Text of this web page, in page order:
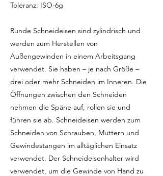
Toleranz: ISO-6g
Runde Schneideisen sind zylindrisch und
werden zum Herstellen von
Außengewinden in einem Arbeitsgang
verwendet. Sie haben – je nach Größe –
drei oder mehr Schneiden im Inneren. Die
Öffnungen zwischen den Schneiden
nehmen die Späne auf, rollen sie und
führen sie ab. Schneideisen werden zum
Schneiden von Schrauben, Muttern und
Gewindestangen im alltäglichen Einsatz
verwendet. Der Schneideisenhalter wird
verwendet, um die Gewinde von Hand zu